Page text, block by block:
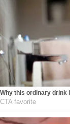
Why this ordinary drink
CTA favorite